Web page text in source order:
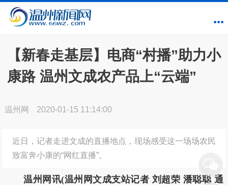
【新春走基层】电商“村播”助力小
康路 温州文成农产品上“云端”
温州网 2020-01-15 11:14:00
近日，记者走进文成的直播地点，现场感受这一场场农民
致富奔小康的“网红直播”。
温州网讯(温州网文成支站记者 刘超荣 潘聪聪 通